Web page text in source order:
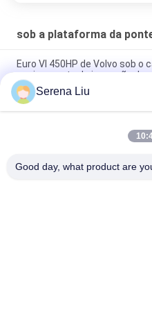
sob a plataforma da
Euro VI 450HP de Volvo sob
equipamento da inspeção da
Bens sob a cor do amarelo do
caminhão do Snooper da
Plataforma de
Serena Liu
Good day, what product are